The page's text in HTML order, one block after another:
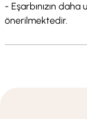
- Eşarbınızın
önerilmektedir.